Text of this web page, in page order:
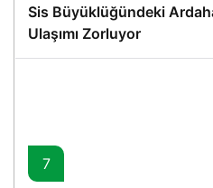
Sis Büyüklüğündeki
Ulaşımı Zorluyor
7